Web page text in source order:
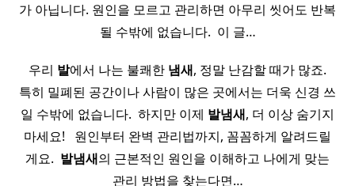
가 아닙니다. 원인을 모르고 관리하면 아무리 씻어도 반복
될 수밖에 없습니다. ​ 이 글…
​ 우리 발에서 나는 불쾌한 냄새, 정말 난감할 때가 많죠. ​
특히 밀폐된 공간이나 사람이 많은 곳에서는 더욱 신경 쓰
일 수밖에 없습니다. ​ 하지만 이제 발냄새, 더 이상 숨기지
마세요! ​ ​ 원인부터 완벽 관리법까지, 꼼꼼하게 알려드릴
게요. ​ 발냄새의 근본적인 원인을 이해하고 나에게 맞는
관리 방법을 찾는다면…